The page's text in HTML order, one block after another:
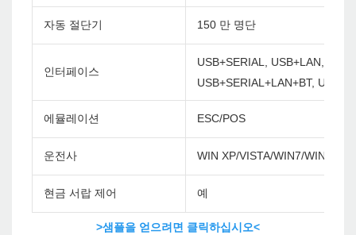
자동 절단기 150 만 명단
인터페이스
USB+SERIAL, USB+LAN,
USB+SERIAL+LAN+BT,
에뮬레이션 ESC/POS
운전사 WIN XP/VISTA/WIN7/WIN8/
현금 서랍 제어 예
>샘플을 얻으려면 클릭하십시오<